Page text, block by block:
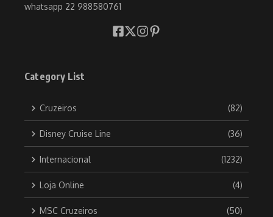
whatsapp 22 988580761
Category List
Cruzeiros (82)
Disney Cruise Line (36)
Internacional (1232)
Loja Online (4)
MSC Cruzeiros (50)